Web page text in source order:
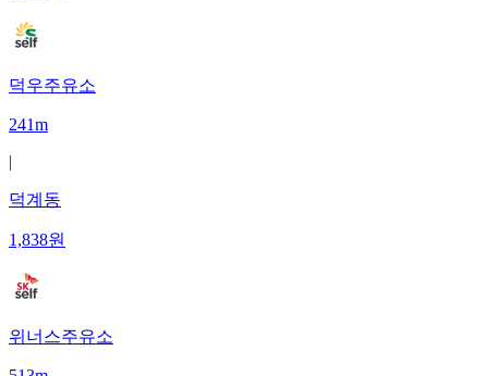
덕우주유소
241m
|
덕계동
1,838원
위너스주유소